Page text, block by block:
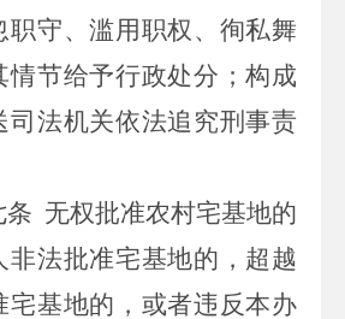
职守、滥用职权、徇私舞
情节给予行政处分；构成
司法机关依法追究刑事责
条 无权批准农村宅基地的
非法批准宅基地的，超越
宅基地的，或者违反本办